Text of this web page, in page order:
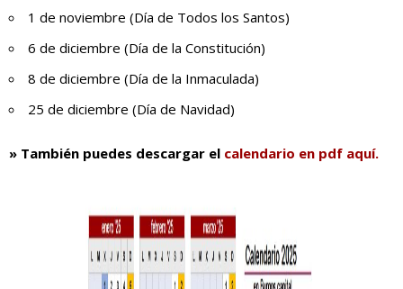
1 de noviembre (Día de Todos los Santos)
6 de diciembre (Día de la Constitución)
8 de diciembre (Día de la Inmaculada)
25 de diciembre (Día de Navidad)
» También puedes descargar el calendario en pdf aquí.